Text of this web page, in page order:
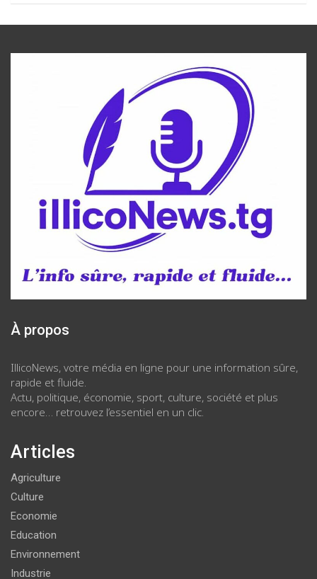
À propos
IllicoNews, votre média en ligne pour une information sûre,
rapide et fluide.
Actu, politique, économie, sport, culture, société et plus
encore… retrouvez l’essentiel en un clic.
Articles
Agriculture
Culture
Economie
Education
Environnement
Industrie